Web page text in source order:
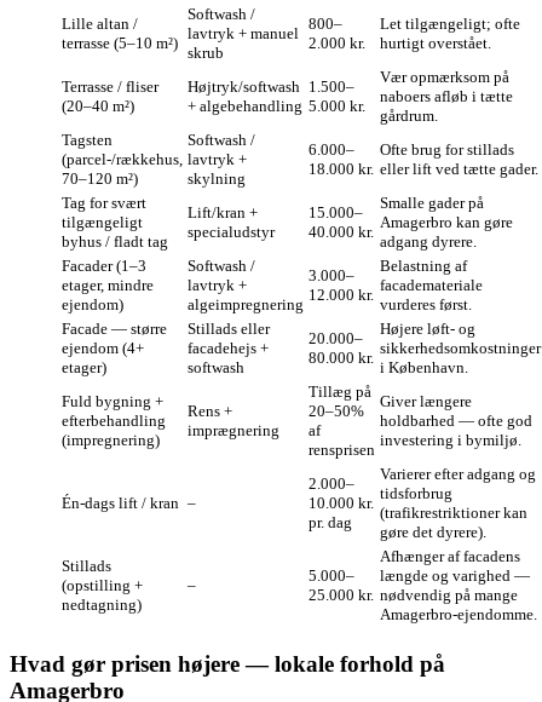
Lille altan /
terrasse (5–10 m²)
Softwash /
lavtryk + manuel
skrub
800–
2.000 kr.
Let tilgængeligt; ofte
hurtigt overstået.
Terrasse / fliser
(20–40 m²)
Højtryk/softwash
+ algebehandling
1.500–
5.000 kr.
Vær opmærksom på
naboers afløb i tætte
gårdrum.
Tagsten
(parcel‑/rækkehus,
70–120 m²)
Softwash /
lavtryk +
skylning
6.000–
18.000 kr.
Ofte brug for stillads
eller lift ved tætte gader.
Tag for svært
tilgængeligt
byhus / fladt tag
Lift/kran +
specialudstyr
15.000–
40.000 kr.
Smalle gader på
Amagerbro kan gøre
adgang dyrere.
Facader (1–3
etager, mindre
ejendom)
Softwash /
lavtryk +
algeimpregnering
3.000–
12.000 kr.
Belastning af
facademateriale
vurderes først.
Facade — større
ejendom (4+
etager)
Stillads eller
facadehejs +
softwash
20.000–
80.000 kr.
Højere løft- og
sikkerhedsomkostninger
i København.
Fuld bygning +
efterbehandling
(impregnering)
Rens +
imprægnering
Tillæg på
20–50%
af
rensprisen
Giver længere
holdbarhed — ofte god
investering i bymiljø.
Én‑dags lift / kran –
2.000–
10.000 kr.
pr. dag
Varierer efter adgang og
tidsforbrug
(trafikrestriktioner kan
gøre det dyrere).
Stillads
(opstilling +
nedtagning)
–
5.000–
25.000 kr.
Afhænger af facadens
længde og varighed —
nødvendig på mange
Amagerbro‑ejendomme.
Hvad gør prisen højere — lokale forhold på
Amagerbro